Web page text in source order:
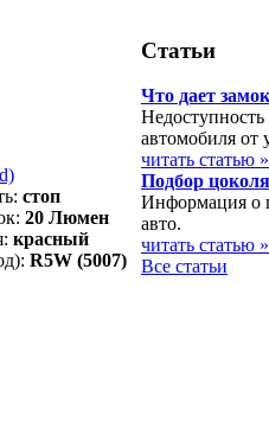
стоп
20 Люмен
красный
R5W (5007)
Статьи
Что дает
автомобиля от
читать статью
Подбор
Информация о
авто.
читать статью
Все статьи